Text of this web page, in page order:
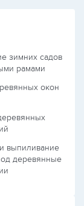
зимних садов
рамами
окон
выпиливание
деревянные